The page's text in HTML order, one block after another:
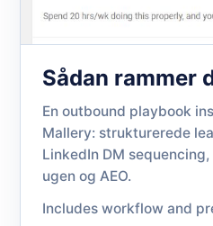
Sådan rammer
En outbound playbook
Mallery: strukturerede
LinkedIn DM
ugen og AEO.
Includes workflow and